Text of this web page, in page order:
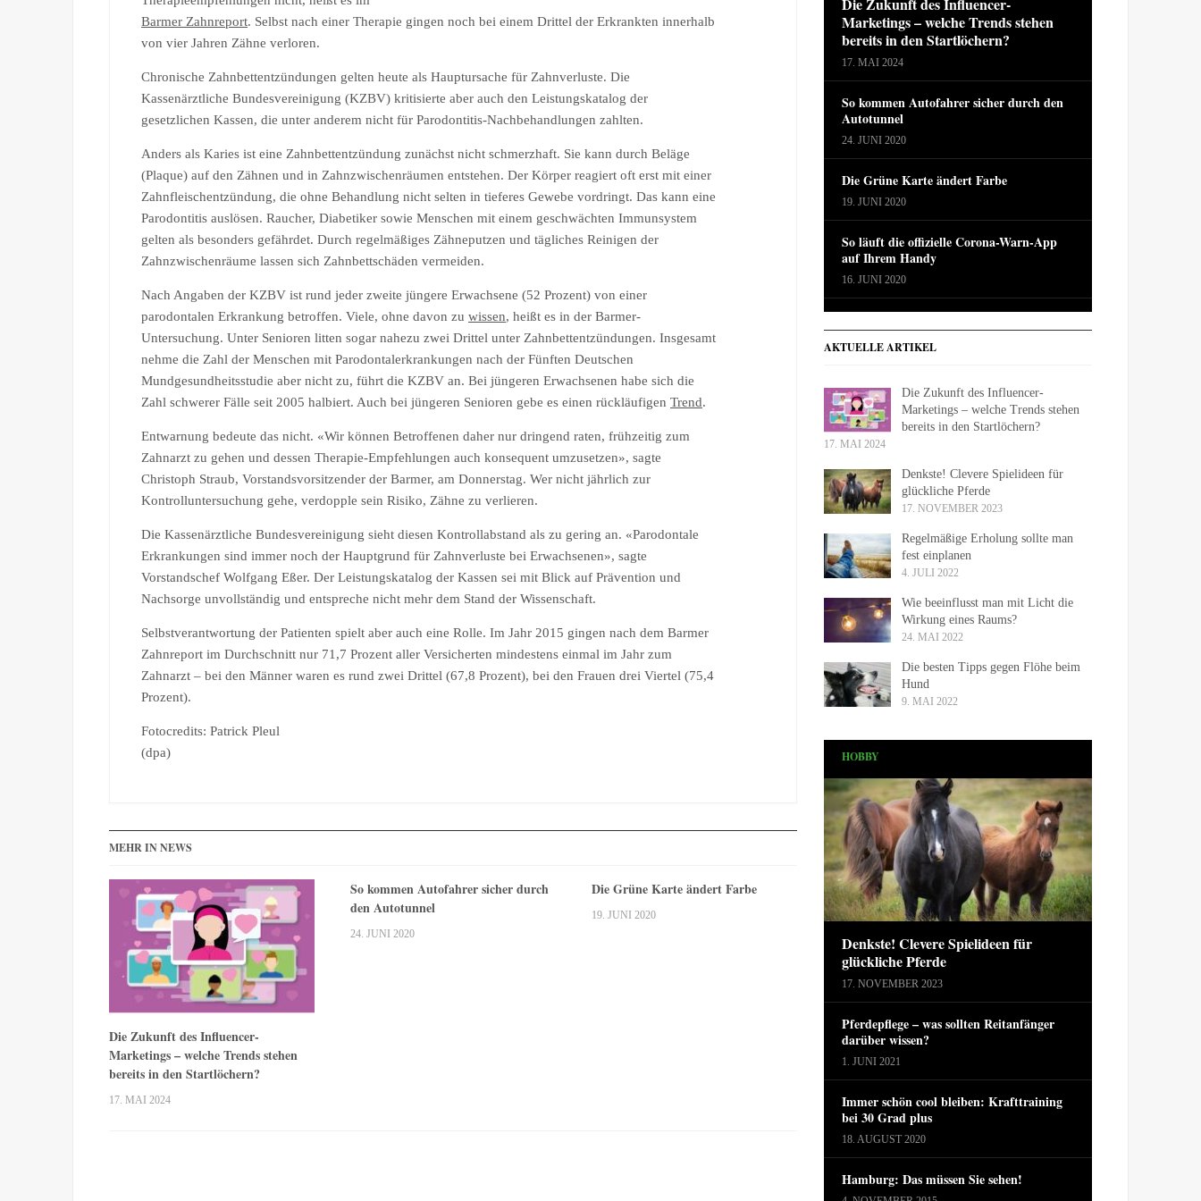
Barmer Zahnreport. Selbst nach einer Therapie gingen noch bei einem Drittel der Erkrankten innerhalb
von vier Jahren Zähne verloren.
Chronische Zahnbettentzündungen gelten heute als Hauptursache für Zahnverluste. Die
Kassenärztliche Bundesvereinigung (KZBV) kritisierte aber auch den Leistungskatalog der
gesetzlichen Kassen, die unter anderem nicht für Parodontitis-Nachbehandlungen zahlten.
Anders als Karies ist eine Zahnbettentzündung zunächst nicht schmerzhaft. Sie kann durch Beläge
(Plaque) auf den Zähnen und in Zahnzwischenräumen entstehen. Der Körper reagiert oft erst mit einer
Zahnfleischentzündung, die ohne Behandlung nicht selten in tieferes Gewebe vordringt. Das kann eine
Parodontitis auslösen. Raucher, Diabetiker sowie Menschen mit einem geschwächten Immunsystem
gelten als besonders gefährdet. Durch regelmäßiges Zähneputzen und tägliches Reinigen der
Zahnzwischenräume lassen sich Zahnbettschäden vermeiden.
Nach Angaben der KZBV ist rund jeder zweite jüngere Erwachsene (52 Prozent) von einer
parodontalen Erkrankung betroffen. Viele, ohne davon zu wissen, heißt es in der Barmer-
Untersuchung. Unter Senioren litten sogar nahezu zwei Drittel unter Zahnbettentzündungen. Insgesamt
nehme die Zahl der Menschen mit Parodontalerkrankungen nach der Fünften Deutschen
Mundgesundheitsstudie aber nicht zu, führt die KZBV an. Bei jüngeren Erwachsenen habe sich die
Zahl schwerer Fälle seit 2005 halbiert. Auch bei jüngeren Senioren gebe es einen rückläufigen Trend.
Entwarnung bedeute das nicht. «Wir können Betroffenen daher nur dringend raten, frühzeitig zum
Zahnarzt zu gehen und dessen Therapie-Empfehlungen auch konsequent umzusetzen», sagte
Christoph Straub, Vorstandsvorsitzender der Barmer, am Donnerstag. Wer nicht jährlich zur
Kontrolluntersuchung gehe, verdopple sein Risiko, Zähne zu verlieren.
Die Kassenärztliche Bundesvereinigung sieht diesen Kontrollabstand als zu gering an. «Parodontale
Erkrankungen sind immer noch der Hauptgrund für Zahnverluste bei Erwachsenen», sagte
Vorstandschef Wolfgang Eßer. Der Leistungskatalog der Kassen sei mit Blick auf Prävention und
Nachsorge unvollständig und entspreche nicht mehr dem Stand der Wissenschaft.
Selbstverantwortung der Patienten spielt aber auch eine Rolle. Im Jahr 2015 gingen nach dem Barmer
Zahnreport im Durchschnitt nur 71,7 Prozent aller Versicherten mindestens einmal im Jahr zum
Zahnarzt – bei den Männer waren es rund zwei Drittel (67,8 Prozent), bei den Frauen drei Viertel (75,4
Prozent).
Fotocredits: Patrick Pleul
(dpa)
MEHR IN NEWS
Die Zukunft des Influencer-
Marketings – welche Trends stehen
bereits in den Startlöchern?
17. MAI 2024
So kommen Autofahrer sicher durch
den Autotunnel
24. JUNI 2020
Die Grüne Karte ändert Farbe
19. JUNI 2020
Marketings – welche Trends stehen
bereits in den Startlöchern?
17. MAI 2024
So kommen Autofahrer sicher durch den
Autotunnel
24. JUNI 2020
Die Grüne Karte ändert Farbe
19. JUNI 2020
So läuft die offizielle Corona-Warn-App
auf Ihrem Handy
16. JUNI 2020
AKTUELLE ARTIKEL
Die Zukunft des Influencer-
Marketings – welche Trends stehen
bereits in den Startlöchern?
17. MAI 2024
Denkste! Clevere Spielideen für
glückliche Pferde
17. NOVEMBER 2023
Regelmäßige Erholung sollte man
fest einplanen
4. JULI 2022
Wie beeinflusst man mit Licht die
Wirkung eines Raums?
24. MAI 2022
Die besten Tipps gegen Flöhe beim
Hund
9. MAI 2022
HOBBY
Denkste! Clevere Spielideen für
glückliche Pferde
17. NOVEMBER 2023
Pferdepflege – was sollten Reitanfänger
darüber wissen?
1. JUNI 2021
Immer schön cool bleiben: Krafttraining
bei 30 Grad plus
18. AUGUST 2020
Hamburg: Das müssen Sie sehen!